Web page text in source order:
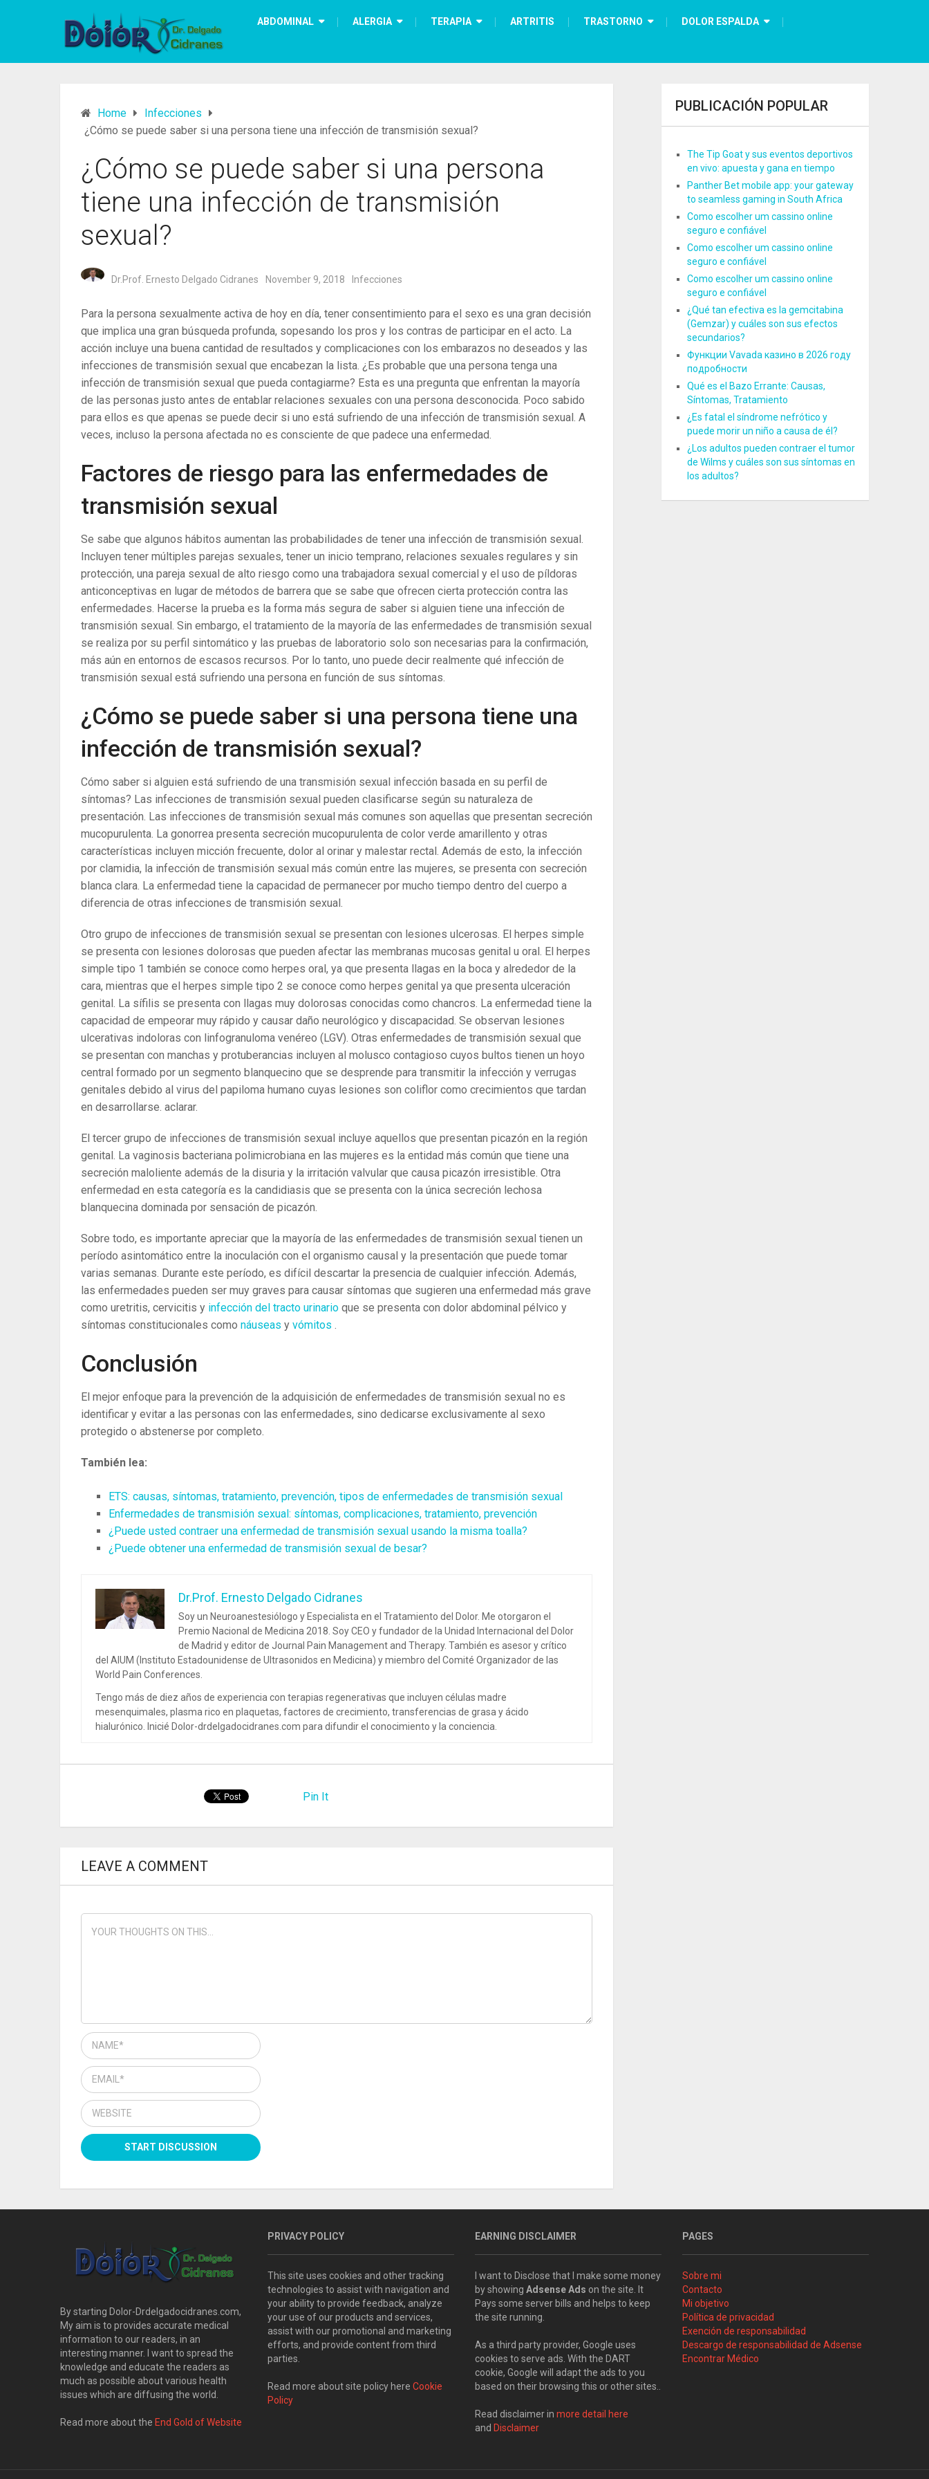
ABDOMINAL ALERGIA TERAPIA ARTRITIS TRASTORNO DOLOR ESPALDA
Home
Infecciones
¿Cómo se puede saber si una persona tiene una infección de transmisión sexual?
¿Cómo se puede saber si una persona
tiene una infección de transmisión
sexual?
Dr.Prof. Ernesto Delgado Cidranes November 9, 2018 Infecciones
Para la persona sexualmente activa de hoy en día, tener consentimiento para el sexo es una gran decisión
que implica una gran búsqueda profunda, sopesando los pros y los contras de participar en el acto. La
acción incluye una buena cantidad de resultados y complicaciones con los embarazos no deseados y las
infecciones de transmisión sexual que encabezan la lista. ¿Es probable que una persona tenga una
infección de transmisión sexual que pueda contagiarme? Esta es una pregunta que enfrentan la mayoría
de las personas justo antes de entablar relaciones sexuales con una persona desconocida. Poco sabido
para ellos es que apenas se puede decir si uno está sufriendo de una infección de transmisión sexual. A
veces, incluso la persona afectada no es consciente de que padece una enfermedad.
Factores de riesgo para las enfermedades de
transmisión sexual
Se sabe que algunos hábitos aumentan las probabilidades de tener una infección de transmisión sexual.
Incluyen tener múltiples parejas sexuales, tener un inicio temprano, relaciones sexuales regulares y sin
protección, una pareja sexual de alto riesgo como una trabajadora sexual comercial y el uso de píldoras
anticonceptivas en lugar de métodos de barrera que se sabe que ofrecen cierta protección contra las
enfermedades. Hacerse la prueba es la forma más segura de saber si alguien tiene una infección de
transmisión sexual. Sin embargo, el tratamiento de la mayoría de las enfermedades de transmisión sexual
se realiza por su perfil sintomático y las pruebas de laboratorio solo son necesarias para la confirmación,
más aún en entornos de escasos recursos. Por lo tanto, uno puede decir realmente qué infección de
transmisión sexual está sufriendo una persona en función de sus síntomas.
¿Cómo se puede saber si una persona tiene una
infección de transmisión sexual?
Cómo saber si alguien está sufriendo de una transmisión sexual infección basada en su perfil de
síntomas? Las infecciones de transmisión sexual pueden clasificarse según su naturaleza de
presentación. Las infecciones de transmisión sexual más comunes son aquellas que presentan secreción
mucopurulenta. La gonorrea presenta secreción mucopurulenta de color verde amarillento y otras
características incluyen micción frecuente, dolor al orinar y malestar rectal. Además de esto, la infección
por clamidia, la infección de transmisión sexual más común entre las mujeres, se presenta con secreción
blanca clara. La enfermedad tiene la capacidad de permanecer por mucho tiempo dentro del cuerpo a
diferencia de otras infecciones de transmisión sexual.
Otro grupo de infecciones de transmisión sexual se presentan con lesiones ulcerosas. El herpes simple
se presenta con lesiones dolorosas que pueden afectar las membranas mucosas genital u oral. El herpes
simple tipo 1 también se conoce como herpes oral, ya que presenta llagas en la boca y alrededor de la
cara, mientras que el herpes simple tipo 2 se conoce como herpes genital ya que presenta ulceración
genital. La sífilis se presenta con llagas muy dolorosas conocidas como chancros. La enfermedad tiene la
capacidad de empeorar muy rápido y causar daño neurológico y discapacidad. Se observan lesiones
ulcerativas indoloras con linfogranuloma venéreo (LGV). Otras enfermedades de transmisión sexual que
se presentan con manchas y protuberancias incluyen al molusco contagioso cuyos bultos tienen un hoyo
central formado por un segmento blanquecino que se desprende para transmitir la infección y verrugas
genitales debido al virus del papiloma humano cuyas lesiones son coliflor como crecimientos que tardan
en desarrollarse. aclarar.
El tercer grupo de infecciones de transmisión sexual incluye aquellos que presentan picazón en la región
genital. La vaginosis bacteriana polimicrobiana en las mujeres es la entidad más común que tiene una
secreción maloliente además de la disuria y la irritación valvular que causa picazón irresistible. Otra
enfermedad en esta categoría es la candidiasis que se presenta con la única secreción lechosa
blanquecina dominada por sensación de picazón.
Sobre todo, es importante apreciar que la mayoría de las enfermedades de transmisión sexual tienen un
período asintomático entre la inoculación con el organismo causal y la presentación que puede tomar
varias semanas. Durante este período, es difícil descartar la presencia de cualquier infección. Además,
las enfermedades pueden ser muy graves para causar síntomas que sugieren una enfermedad más grave
como uretritis, cervicitis y infección del tracto urinario que se presenta con dolor abdominal pélvico y
síntomas constitucionales como náuseas y vómitos .
Conclusión
El mejor enfoque para la prevención de la adquisición de enfermedades de transmisión sexual no es
identificar y evitar a las personas con las enfermedades, sino dedicarse exclusivamente al sexo
protegido o abstenerse por completo.
También lea:
ETS: causas, síntomas, tratamiento, prevención, tipos de enfermedades de transmisión sexual
Enfermedades de transmisión sexual: síntomas, complicaciones, tratamiento, prevención
¿Puede usted contraer una enfermedad de transmisión sexual usando la misma toalla?
¿Puede obtener una enfermedad de transmisión sexual de besar?
Dr.Prof. Ernesto Delgado Cidranes
Soy un Neuroanestesiólogo y Especialista en el Tratamiento del Dolor. Me otorgaron el
Premio Nacional de Medicina 2018. Soy CEO y fundador de la Unidad Internacional del Dolor
de Madrid y editor de Journal Pain Management and Therapy. También es asesor y crítico
del AIUM (Instituto Estadounidense de Ultrasonidos en Medicina) y miembro del Comité Organizador de las
World Pain Conferences.
Tengo más de diez años de experiencia con terapias regenerativas que incluyen células madre
mesenquimales, plasma rico en plaquetas, factores de crecimiento, transferencias de grasa y ácido
hialurónico. Inicié Dolor-drdelgadocidranes.com para difundir el conocimiento y la conciencia.
Pin It
LEAVE A COMMENT
PUBLICACIÓN POPULAR
The Tip Goat y sus eventos deportivos
en vivo: apuesta y gana en tiempo
Panther Bet mobile app: your gateway
to seamless gaming in South Africa
Como escolher um cassino online
seguro e confiável
Como escolher um cassino online
seguro e confiável
Como escolher um cassino online
seguro e confiável
¿Qué tan efectiva es la gemcitabina
(Gemzar) y cuáles son sus efectos
secundarios?
Функции Vavada казино в 2026 году
подробности
Qué es el Bazo Errante: Causas,
Síntomas, Tratamiento
¿Es fatal el síndrome nefrótico y
puede morir un niño a causa de él?
¿Los adultos pueden contraer el tumor
de Wilms y cuáles son sus síntomas en
los adultos?
By starting Dolor-Drdelgadocidranes.com,
My aim is to provides accurate medical
information to our readers, in an
interesting manner. I want to spread the
knowledge and educate the readers as
much as possible about various health
issues which are diffusing the world.
Read more about the End Gold of Website
PRIVACY POLICY
This site uses cookies and other tracking
technologies to assist with navigation and
your ability to provide feedback, analyze
your use of our products and services,
assist with our promotional and marketing
efforts, and provide content from third
parties.
Read more about site policy here Cookie
Policy
EARNING DISCLAIMER
I want to Disclose that I make some money
by showing Adsense Ads on the site. It
Pays some server bills and helps to keep
the site running.
As a third party provider, Google uses
cookies to serve ads. With the DART
cookie, Google will adapt the ads to you
based on their browsing this or other sites..
Read disclaimer in more detail here
and Disclaimer
PAGES
Sobre mi
Contacto
Mi objetivo
Política de privacidad
Exención de responsabilidad
Descargo de responsabilidad de Adsense
Encontrar Médico